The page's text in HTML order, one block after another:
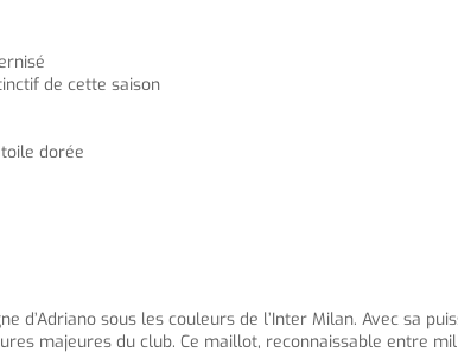
de cette saison
dorée
d’Adriano sous les couleurs de l’Inter Milan. Avec sa
majeures du club. Ce maillot, reconnaissable entre